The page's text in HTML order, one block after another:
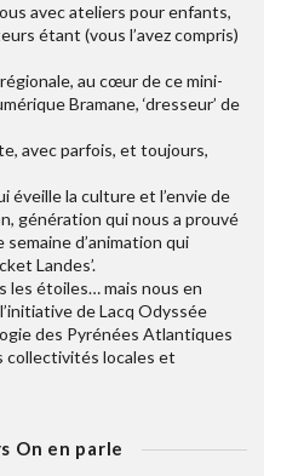
avec ateliers pour enfants,
étant (vous l’avez compris)
au cœur de ce mini-
Bramane, ‘dresseur’ de
avec parfois, et toujours,
éveille la culture et l’envie de
génération qui nous a prouvé
d’animation qui
Landes’.
les étoiles… mais nous en
de Lacq Odyssée
des Pyrénées Atlantiques
collectivités locales et
On en parle